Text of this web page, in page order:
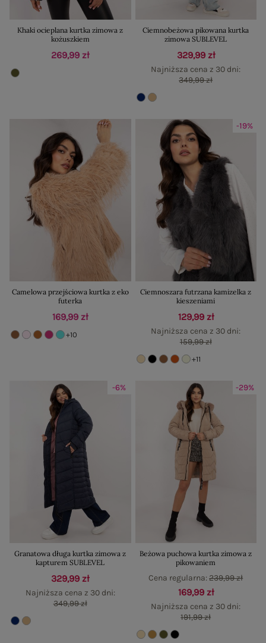
Khaki ocieplana kurtka zimowa z
kożuszkiem
269,99 zł
Ciemnobeżowa pikowana kurtka
zimowa SUBLEVEL
329,99 zł
Najniższa cena z 30 dni:
349,99 zł
Camelowa przejściowa kurtka z eko
futerka
169,99 zł
+10
-19%
Ciemnoszara futrzana kamizelka z
kieszeniami
129,99 zł
Najniższa cena z 30 dni:
159,99 zł
+11
-6%
Granatowa długa kurtka zimowa z
kapturem SUBLEVEL
329,99 zł
Najniższa cena z 30 dni:
349,99 zł
-29%
Beżowa puchowa kurtka zimowa z
pikowaniem
169,99 zł
Najniższa cena z 30 dni:
191,99 zł
Cena regularna:239,99 zł